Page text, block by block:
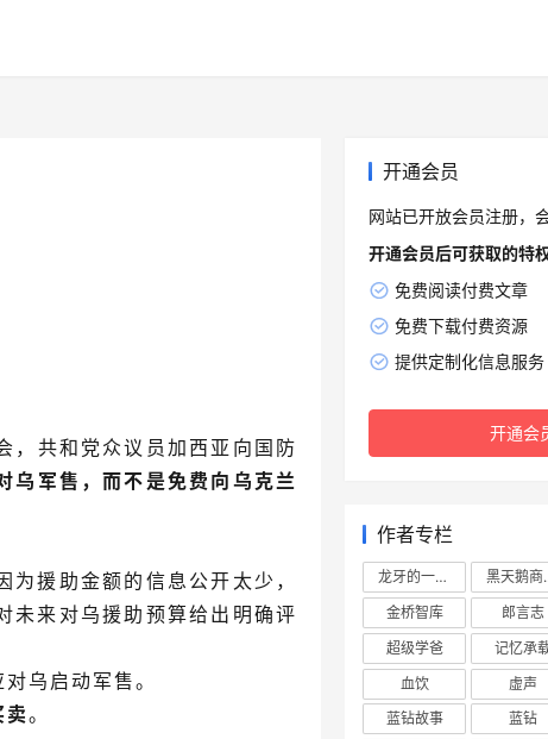
，共和党众议员加西亚向国防
乌军售，而不是免费向乌克兰
援助金额的信息公开太少，
未来对乌援助预算给出明确评
对乌启动军售。
。
开通会员
网站已开放会员注册，
开通会员后可获取的特
免费阅读付费文章
免费下载付费资源
提供定制化信息服务
开通会
作者专栏
龙牙的一座山 黑
金桥智库
郎言志
超级学爸
记忆承
血饮
虚声
蓝钻故事
蓝钻